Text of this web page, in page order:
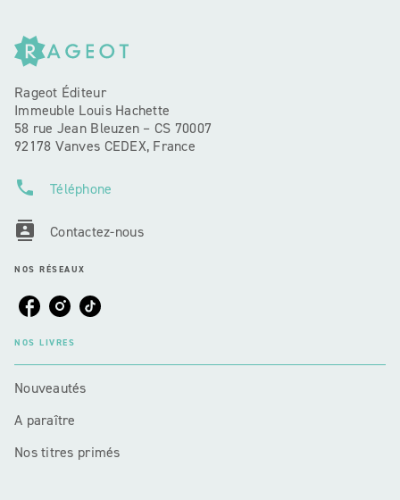
Rageot Éditeur
Immeuble Louis Hachette
58 rue Jean Bleuzen – CS 70007
92178 Vanves CEDEX, France
phone Téléphone
contacts Contactez-nous
NOS RÉSEAUX
NOS LIVRES
Nouveautés
A paraître
Nos titres primés